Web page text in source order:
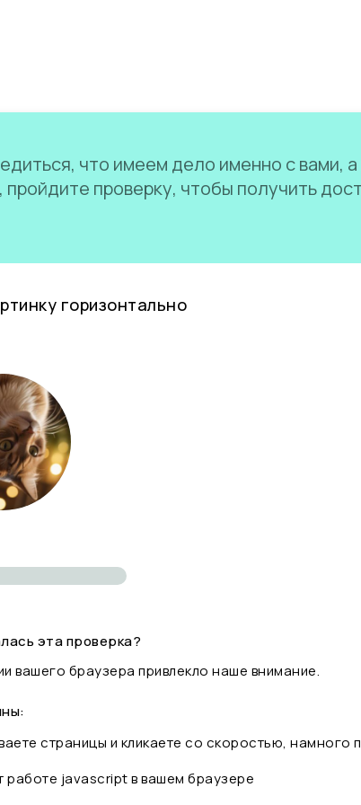
что имеем дело именно с вами,
проверку, чтобы получить
горизонтально
эта проверка?
вашего браузера привлекло наше внимание.
страницы и кликаете со скоростью,
работе javascript в вашем браузере